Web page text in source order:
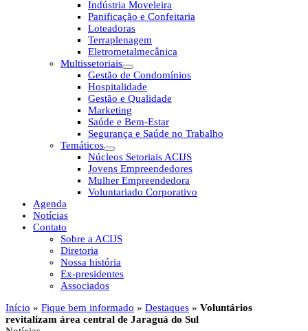
Indústria Moveleira
Panificação e Confeitaria
Loteadoras
Terraplenagem
Eletrometalmecânica
Multissetoriais
Gestão de Condomínios
Hospitalidade
Gestão e Qualidade
Marketing
Saúde e Bem-Estar
Segurança e Saúde no Trabalho
Temáticos
Núcleos Setoriais ACIJS
Jovens Empreendedores
Mulher Empreendedora
Voluntariado Corporativo
Agenda
Notícias
Contato
Sobre a ACIJS
Diretoria
Nossa história
Ex-presidentes
Associados
Início » Fique bem informado » Destaques » Voluntários
revitalizam área central de Jaraguá do Sul